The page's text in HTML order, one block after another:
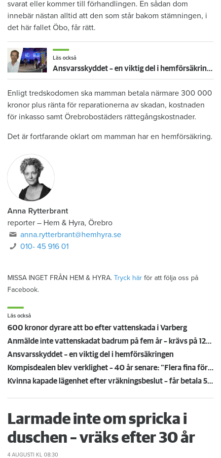
svarat eller kommer till förhandlingen. En sådan dom
innebär nästan alltid att den som står bakom stämningen, i
det här fallet Öbo, får rätt.
Läs också
Ansvarsskyddet – en viktig del i hemförsäkringen
Enligt tredskodomen ska mamman betala närmare 300 000
kronor plus ränta för reparationerna av skadan, kostnaden
för inkasso samt Örebrobostäders rättegångskostnader.
Det är fortfarande oklart om mamman har en hemförsäkring.
Anna Rytterbrant
reporter – Hem & Hyra, Örebro
anna.rytterbrant@hemhyra.se
010- 45 916 01
MISSA INGET FRÅN HEM & HYRA. Tryck här för att följa oss på
Facebook.
Läs också
600 kronor dyrare att bo efter vattenskada i Varberg
Anmälde inte vattenskadat badrum på fem år – krävs på 125 000 kronor
Ansvarsskyddet – en viktig del i hemförsäkringen
Kompisdealen blev verklighet – 40 år senare: "Flera fina fördelar med att dela bostad"
Kvinna kapade lägenhet efter vräkningsbeslut – får betala 50 000
Larmade inte om spricka i
duschen – vräks efter 30 år
4 AUGUSTI KL 08:30